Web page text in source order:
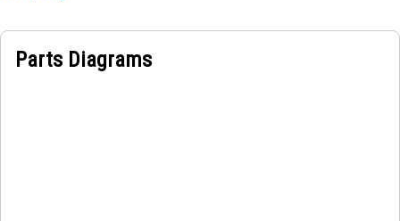
Parts Diagrams